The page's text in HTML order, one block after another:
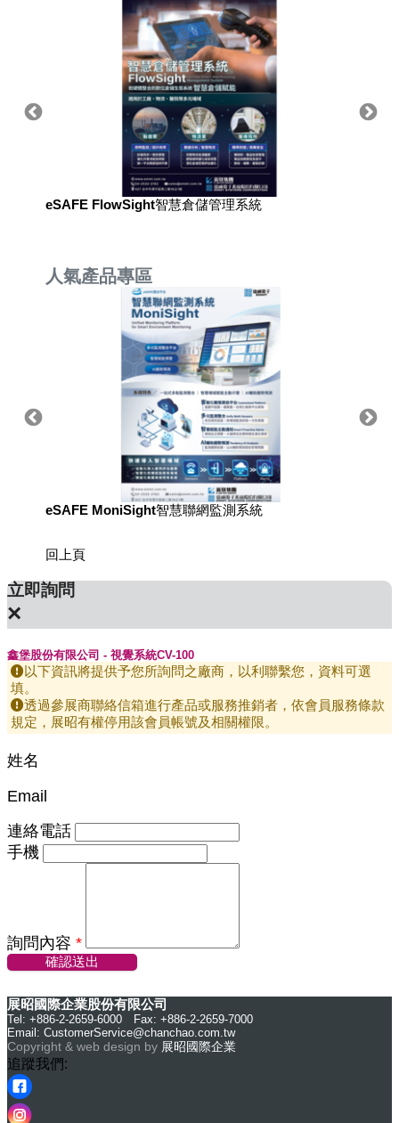
eSAFE FlowSight智慧倉儲管理系統
人氣產品專區
eSAFE MoniSight智慧聯網監測系統
回上頁
立即詢問
×
鑫堡股份有限公司 - 視覺系統CV-100
以下資訊將提供予您所詢問之廠商，以利聯繫您，資料可選
填。
透過參展商聯絡信箱進行產品或服務推銷者，依會員服務條款
規定，展昭有權停用該會員帳號及相關權限。
姓名
Email
連絡電話
手機
詢問內容 *
確認送出
展昭國際企業股份有限公司
Tel: +886-2-2659-6000 Fax: +886-2-2659-7000
Email: CustomerService@chanchao.com.tw
Copyright & web design by 展昭國際企業
追蹤我們: